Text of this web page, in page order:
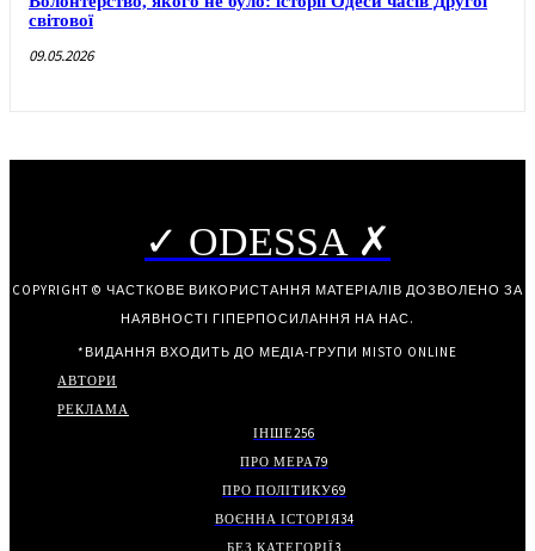
світової
09.05.2026
✓ ODESSA ✗
COPYRIGHT © ЧАСТКОВЕ ВИКОРИСТАННЯ МАТЕРІАЛІВ ДОЗВОЛЕНО ЗА
НАЯВНОСТІ ГІПЕРПОСИЛАННЯ НА НАС.
*ВИДАННЯ ВХОДИТЬ ДО МЕДІА-ГРУПИ MISTO ONLINE
АВТОРИ
РЕКЛАМА
ІНШЕ256
ПРО МЕРА79
ПРО ПОЛІТИКУ69
ВОЄННА ІСТОРІЯ34
БЕЗ КАТЕГОРІЇ3